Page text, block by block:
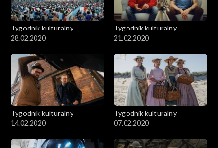
Tygodnik kulturalny
28.02.2020
Tygodnik kulturalny
21.02.2020
Tygodnik kulturalny
14.02.2020
Tygodnik kulturalny
07.02.2020